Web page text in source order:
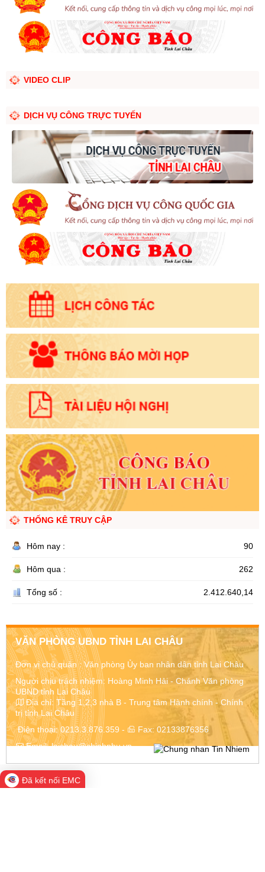
VIDEO CLIP
DỊCH VỤ CÔNG TRỰC TUYẾN
THỐNG KÊ TRUY CẬP
Hôm nay : 90
Hôm qua : 262
Tổng số : 2.412.640,14
VĂN PHÒNG UBND TỈNH LAI CHÂU
Đơn vị chủ quản :Văn phòng Ủy ban nhân dân tỉnh Lai Châu
Người chịu trách nhiệm: Hoàng Minh Hải - Chánh Văn phòng
UBND tỉnh Lai Châu
Địa chỉ: Tầng 1,2,3 nhà B - Trung tâm Hành chính - Chính
trị tỉnh Lai Châu
Điện thoại:0213.3.876.359 - Fax: 02133876356
Email:laichau@chinhphu.vn
Đã kết nối EMC